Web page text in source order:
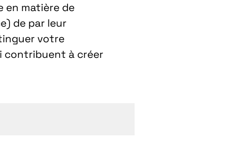
en matière de
de par leur
votre
contribuent à créer